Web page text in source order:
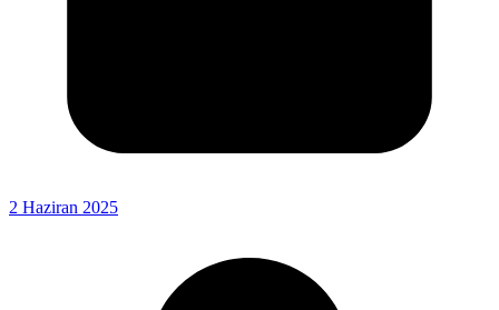
2 Haziran 2025